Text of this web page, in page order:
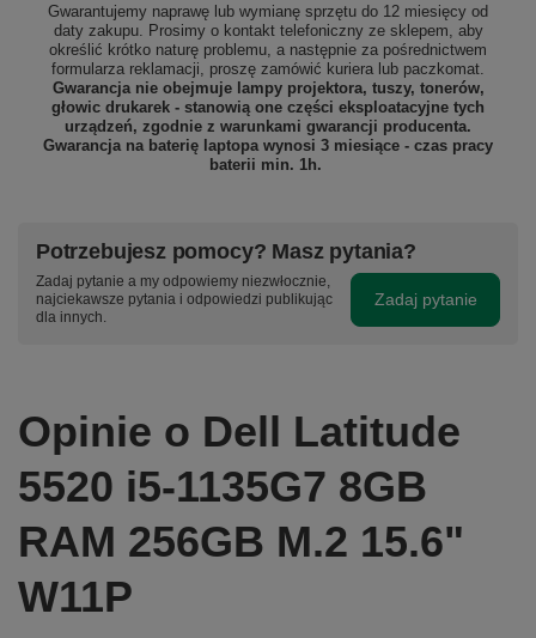
Gwarantujemy naprawę lub wymianę sprzętu do 12 miesięcy od
daty zakupu. Prosimy o kontakt telefoniczny ze sklepem, aby
określić krótko naturę problemu, a następnie za pośrednictwem
formularza reklamacji, proszę zamówić kuriera lub paczkomat.
Gwarancja nie obejmuje lampy projektora, tuszy, tonerów,
głowic drukarek - stanowią one części eksploatacyjne tych
urządzeń, zgodnie z warunkami gwarancji producenta.
Gwarancja na baterię laptopa wynosi 3 miesiące - czas pracy
baterii min. 1h.
Potrzebujesz pomocy? Masz pytania?
Zadaj pytanie a my odpowiemy niezwłocznie,
najciekawsze pytania i odpowiedzi publikując
dla innych.
Zadaj pytanie
Opinie o Dell Latitude
5520 i5-1135G7 8GB
RAM 256GB M.2 15.6"
W11P